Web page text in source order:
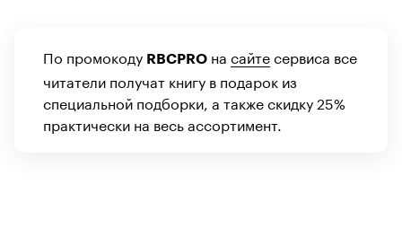
По промокоду RBCPRO на сайтесервиса все
читатели получат книгу в подарок из
специальной подборки, а также скидку 25%
практически на весь ассортимент.